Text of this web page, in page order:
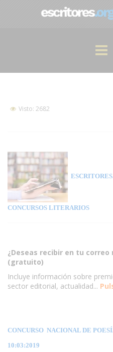
Visto: 2682
CONCURSOS LITERARIOS
¿Deseas recibir en tu
(gratuito)
Incluye información sobre
sector editorial, actualidad...
CONCURSO NACIONAL DE
10:03:2019